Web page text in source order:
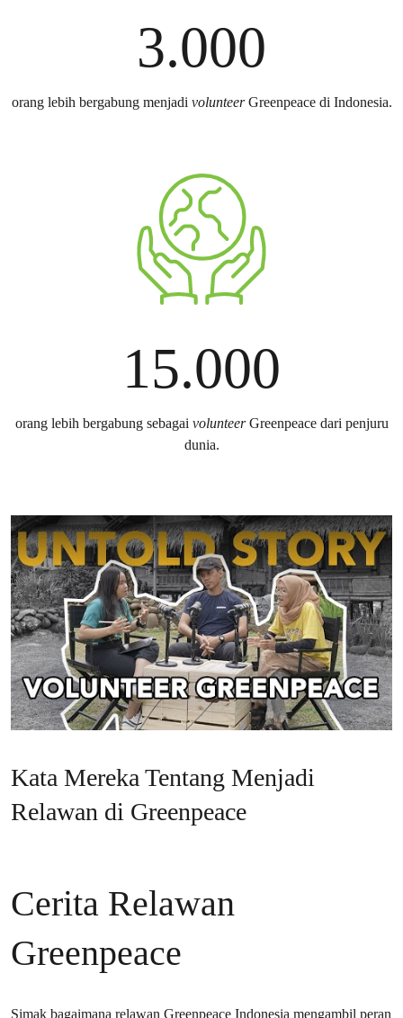
3.000
orang lebih bergabung menjadi volunteerGreenpeace di Indonesia.
15.000
orang lebih bergabung sebagai volunteerGreenpeace dari penjuru
dunia.
Kata Mereka Tentang Menjadi
Relawan di Greenpeace
Cerita Relawan
Greenpeace
Simak bagaimana relawan Greenpeace Indonesia mengambil peran